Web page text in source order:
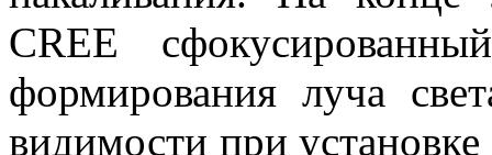
CREE
формирования луча
видимости при